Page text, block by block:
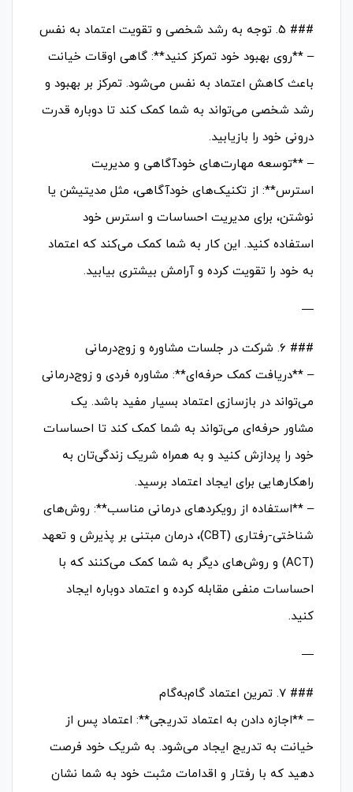
### ۵. توجه به رشد شخصی و تقویت اعتماد به نفس
– **روی بهبود خود تمرکز کنید**: گاهی اوقات خیانت
باعث کاهش اعتماد به نفس می‌شود. تمرکز بر بهبود و
رشد شخصی می‌تواند به شما کمک کند تا دوباره قدرت
درونی خود را بازیابید.
– **توسعه مهارت‌های خودآگاهی و مدیریت
استرس**: از تکنیک‌های خودآگاهی، مثل مدیتیشن یا
نوشتن، برای مدیریت احساسات و استرس خود
استفاده کنید. این کار به شما کمک می‌کند که اعتماد
به خود را تقویت کرده و آرامش بیشتری بیابید.
—
### ۶. شرکت در جلسات مشاوره و زوج‌درمانی
– **دریافت کمک حرفه‌ای**: مشاوره فردی و زوج‌درمانی
می‌تواند در بازسازی اعتماد بسیار مفید باشد. یک
مشاور حرفه‌ای می‌تواند به شما کمک کند تا احساسات
خود را پردازش کنید و به همراه شریک زندگی‌تان به
راهکارهایی برای ایجاد اعتماد برسید.
– **استفاده از رویکردهای درمانی مناسب**: روش‌های
شناختی-رفتاری (CBT)، درمان مبتنی بر پذیرش و تعهد
(ACT) و روش‌های دیگر به شما کمک می‌کنند که با
احساسات منفی مقابله کرده و اعتماد دوباره ایجاد
کنید.
—
### ۷. تمرین اعتماد گام‌به‌گام
– **اجازه دادن به اعتماد تدریجی**: اعتماد پس از
خیانت به تدریج ایجاد می‌شود. به شریک خود فرصت
دهید که با رفتار و اقدامات مثبت خود به شما نشان